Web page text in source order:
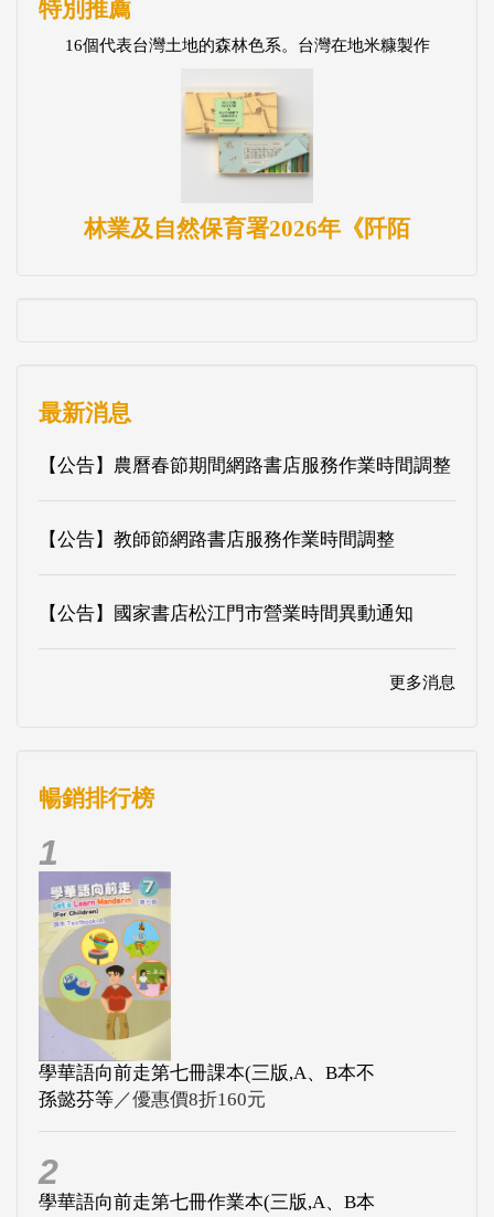
特別推薦
16個代表台灣土地的森林色系。台灣在地米糠製作
林業及自然保育署2026年《阡陌
最新消息
【公告】農曆春節期間網路書店服務作業時間調整
【公告】教師節網路書店服務作業時間調整
【公告】國家書店松江門市營業時間異動通知
更多消息
暢銷排行榜
1
學華語向前走第七冊課本(三版,A、B本不
孫懿芬等／優惠價8折160元
2
學華語向前走第七冊作業本(三版,A、B本